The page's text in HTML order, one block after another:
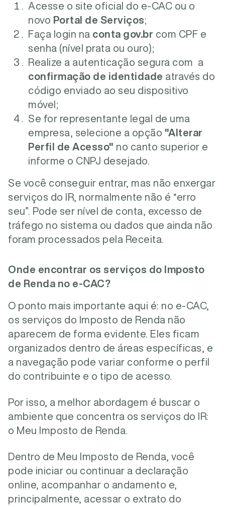
Acesse o site oficial do e-CAC ou o
novo Portal de Serviços;
Faça login na conta gov.br com CPF e
senha (nível prata ou ouro);
Realize a autenticação segura com a
confirmação de identidade através do
código enviado ao seu dispositivo
móvel;
Se for representante legal de uma
empresa, selecione a opção "Alterar
Perfil de Acesso" no canto superior e
informe o CNPJ desejado.
Se você conseguir entrar, mas não enxergar
serviços do IR, normalmente não é “erro
seu”. Pode ser nível de conta, excesso de
tráfego no sistema ou dados que ainda não
foram processados pela Receita.
Onde encontrar os serviços do Imposto
de Renda no e-CAC?
O ponto mais importante aqui é: no e-CAC,
os serviços do Imposto de Renda não
aparecem de forma evidente. Eles ficam
organizados dentro de áreas específicas, e
a navegação pode variar conforme o perfil
do contribuinte e o tipo de acesso.
Por isso, a melhor abordagem é buscar o
ambiente que concentra os serviços do IR:
o Meu Imposto de Renda.
Dentro de Meu Imposto de Renda, você
pode iniciar ou continuar a declaração
online, acompanhar o andamento e,
principalmente, acessar o extrato do